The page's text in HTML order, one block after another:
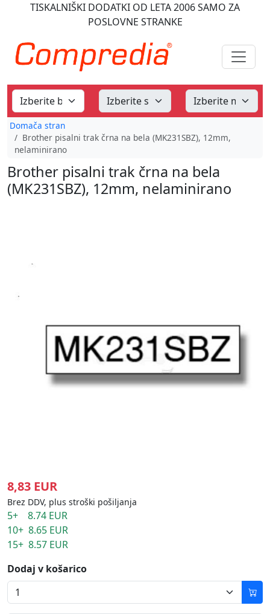
TISKALNIŠKI DODATKI OD LETA 2006SAMO ZA
POSLOVNE STRANKE
Domača stran
Brother pisalni trak črna na bela (MK231SBZ), 12mm,
nelaminirano
Brother pisalni trak črna na bela
(MK231SBZ), 12mm, nelaminirano
8,83 EUR
Brez DDV, plus stroški pošiljanja
5+ 8.74 EUR
10+ 8.65 EUR
15+ 8.57 EUR
Dodaj v košarico